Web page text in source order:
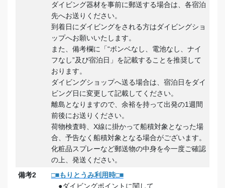
ダイビング器材を事前に郵送する場合は、各宿泊
先へお送りください。
到着日にダイビングをされる方はダイビングショ
ップへお願いいたします。
また、備考欄に「“ボンベなし、電池なし、ナイ
フなし”及び宿泊日」を記載することを推奨して
おります。
ダイビングショップへ送る場合は、宿泊日をダイ
ビング日に変更して記載してください。
離島となりますので、余裕を持って出発の1週間
前後にお送りください。
荷物検査時、X線に掛かって船積対象となった場
合、予告なく船積対象となる場合がございます。
化粧品スプレーなど郵送物の中身を今一度ご確認
の上、発送ください。
備考2
□■もりとうみ利用時□■
●ダイビングポイントに関して